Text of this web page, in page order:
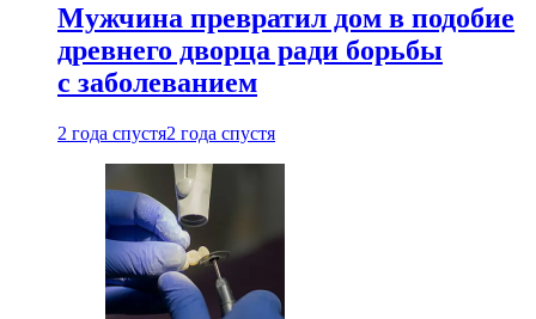
Мужчина превратил дом в подобие
древнего дворца ради борьбы
с заболеванием
2 года спустя2 года спустя